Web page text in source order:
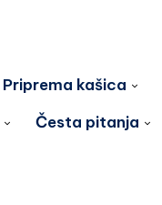
Priprema kašica
Česta pitanja